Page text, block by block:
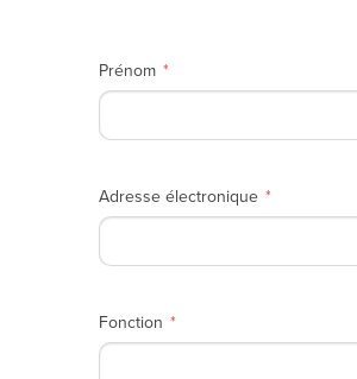
Prénom
Adresse électronique
Fonction